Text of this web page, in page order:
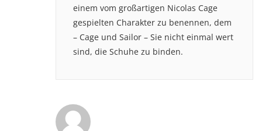
einem vom großartigen Nicolas Cage
gespielten Charakter zu benennen, dem
– Cage und Sailor – Sie nicht einmal wert
sind, die Schuhe zu binden.